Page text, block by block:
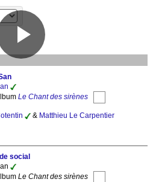
Le Chant des sirènes
& Matthieu Le Carpentier
social
Le Chant des sirènes